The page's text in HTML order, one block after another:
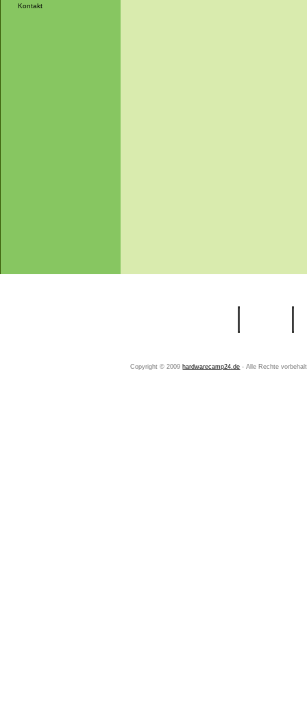
Kontakt
Copyright © 2009 hardwarecamp24.de - Alle Rechte